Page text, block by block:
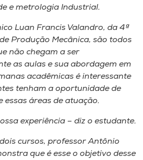
e metrologia Industrial.
Luan Francis Valandro, da 4ª
Produção Mecânica, são todos
não chegam a ser
as aulas e sua abordagem em
acadêmicas é interessante
tenham a oportunidade de
essas áreas de atuação.
experiência – diz o estudante.
cursos, professor Antônio
que é esse o objetivo desse